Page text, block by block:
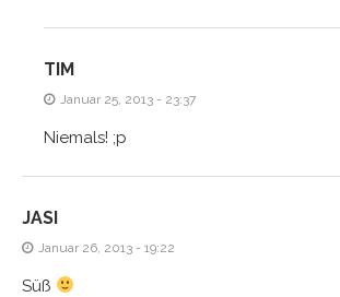
TIM
Januar 25, 2013 - 23:37
Niemals! ;p
JASI
Januar 26, 2013 - 19:22
Süß